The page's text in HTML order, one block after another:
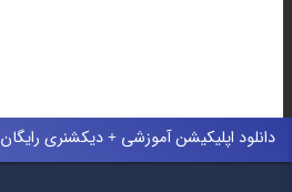
دانلود اپلیکیشن آموزشی + دیکشنری رایگان